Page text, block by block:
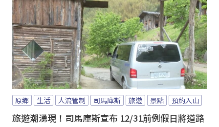
原鄉 生活 人流管制 司馬庫斯 旅遊 景點 預約入山
旅遊潮湧現！司馬庫斯宣布 12/31前例假日將道路